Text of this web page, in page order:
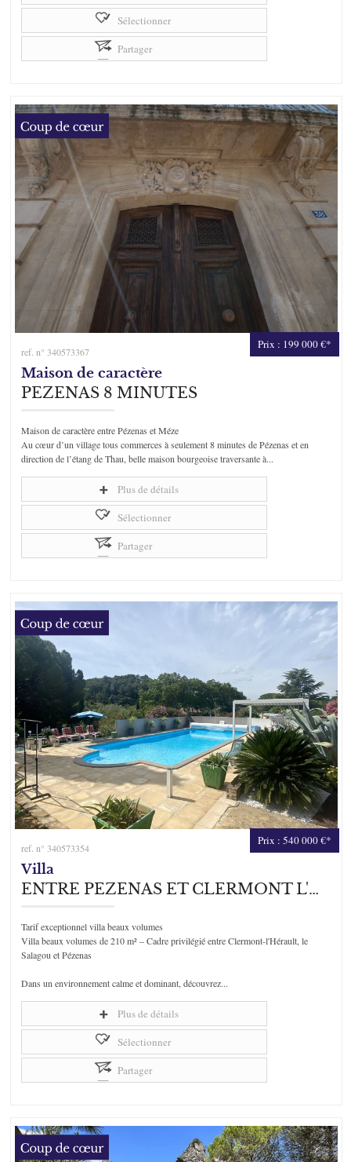
Sélectionner
Partager
Prix : 199 000 €*
ref. n° 340573367
Maison de caractère
PEZENAS 8 MINUTES
Maison de caractère entre Pézenas et Méze
Au cœur d’un village tous commerces à seulement 8 minutes de Pézenas et en
direction de l’étang de Thau, belle maison bourgeoise traversante à...
Plus de détails
Sélectionner
Partager
Prix : 540 000 €*
ref. n° 340573354
Villa
ENTRE PEZENAS ET CLERMONT L'HERAULT
Tarif exceptionnel villa beaux volumes
Villa beaux volumes de 210 m² – Cadre privilégié entre Clermont-l'Hérault, le
Salagou et Pézenas
Dans un environnement calme et dominant, découvrez...
Plus de détails
Sélectionner
Partager